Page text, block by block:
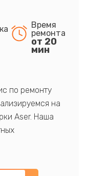
Время
ремонта
от 20
мин
по ремонту
на
Aser. Наша
и
ремонт с